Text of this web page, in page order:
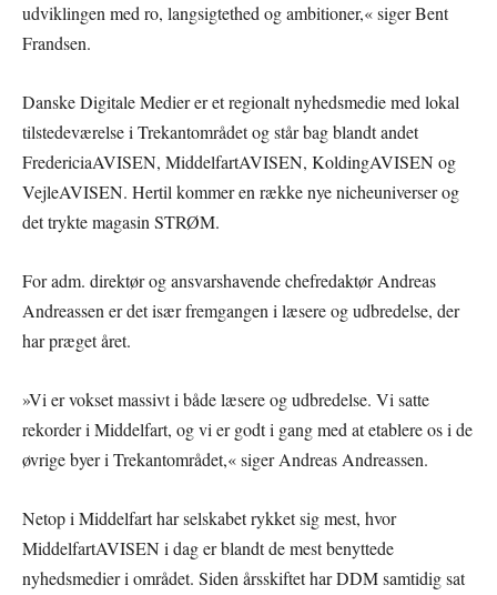
udviklingen med ro, langsigtethed og ambitioner,« siger Bent
Frandsen.
Danske Digitale Medier er et regionalt nyhedsmedie med lokal
tilstedeværelse i Trekantområdet og står bag blandt andet
FredericiaAVISEN, MiddelfartAVISEN, KoldingAVISEN og
VejleAVISEN. Hertil kommer en række nye nicheuniverser og
det trykte magasin STRØM.
For adm. direktør og ansvarshavende chefredaktør Andreas
Andreassen er det især fremgangen i læsere og udbredelse, der
har præget året.
»Vi er vokset massivt i både læsere og udbredelse. Vi satte
rekorder i Middelfart, og vi er godt i gang med at etablere os i de
øvrige byer i Trekantområdet,« siger Andreas Andreassen.
Netop i Middelfart har selskabet rykket sig mest, hvor
MiddelfartAVISEN i dag er blandt de mest benyttede
nyhedsmedier i området. Siden årsskiftet har DDM samtidig sat